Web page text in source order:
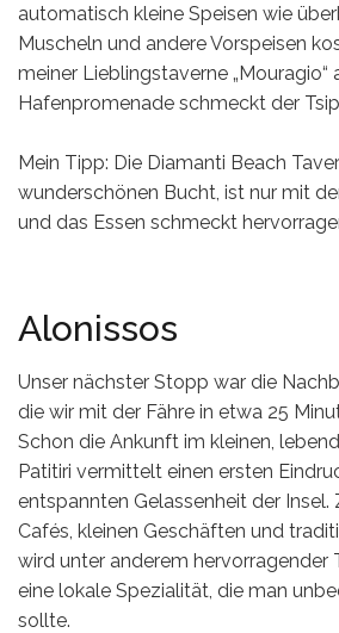
automatisch kleine Speisen wie
Muscheln und andere Vorspeisen
meiner Lieblingstaverne „Mouragio“
Hafenpromenade schmeckt der
Mein Tipp: Die Diamanti Beach
wunderschönen Bucht, ist nur mit
und das Essen schmeckt
Alonissos
Unser nächster Stopp war die
die wir mit der Fähre in etwa 25
Schon die Ankunft im kleinen,
Patitiri vermittelt einen ersten
entspannten Gelassenheit der Insel.
Cafés, kleinen Geschäften und
wird unter anderem hervorragender
eine lokale Spezialität, die man
sollte.